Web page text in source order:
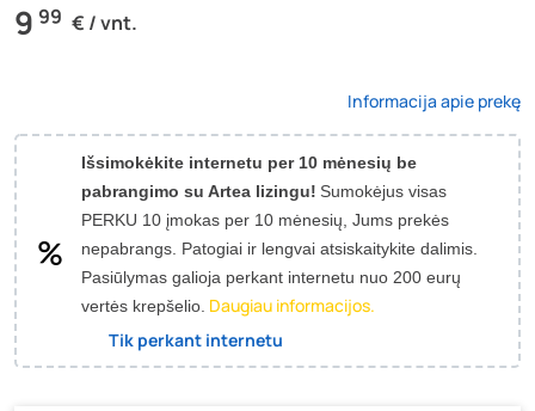
9 99 € / vnt.
Informacija apie prekę
Išsimokėkite internetu per 10 mėnesių be
pabrangimo su Artea lizingu! Sumokėjus visas
PERKU 10 įmokas per 10 mėnesių, Jums prekės
nepabrangs. Patogiai ir lengvai atsiskaitykite dalimis.
Pasiūlymas galioja perkant internetu nuo 200 eurų
vertės krepšelio. Daugiau informacijos.
Tik perkant internetu